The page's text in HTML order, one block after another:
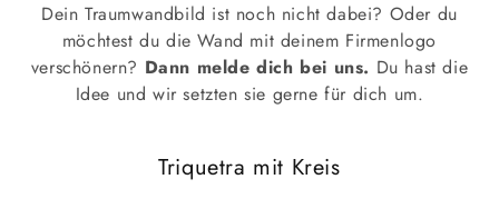
:
Dein Traumwandbild ist noch nicht dabei? Oder du
möchtest du die Wand mit deinem Firmenlogo
verschönern? Dann melde dich bei uns. Du hast die
Idee und wir setzten sie gerne für dich um.
Triquetra mit Kreis